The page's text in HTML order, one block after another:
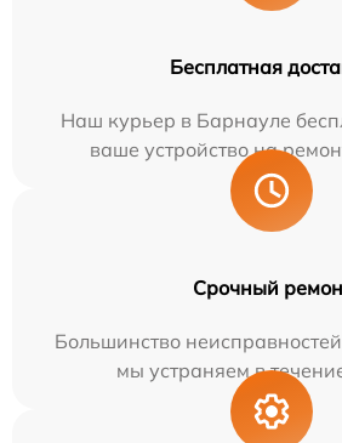
Бесплатная
Наш курьер в Барнауле
ваше устройство на
Срочный
Большинство
мы устраняем в